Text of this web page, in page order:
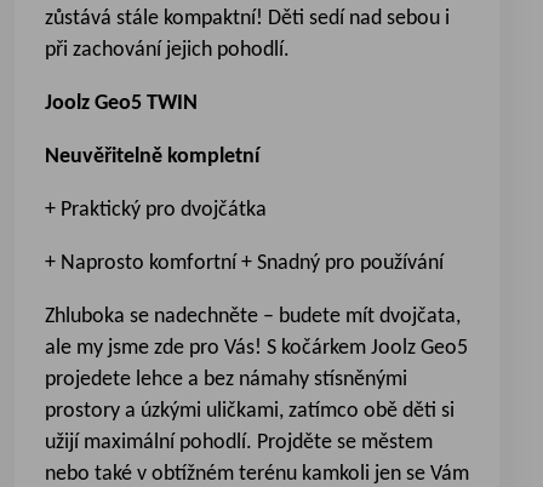
zůstává stále kompaktní! Děti sedí nad sebou i
při zachování jejich pohodlí.
Joolz Geo5 TWIN
Neuvěřitelně kompletní
+ Praktický pro dvojčátka
+ Naprosto komfortní + Snadný pro používání
Zhluboka se nadechněte – budete mít dvojčata,
ale my jsme zde pro Vás! S kočárkem Joolz Geo5
projedete lehce a bez námahy stísněnými
prostory a úzkými uličkami, zatímco obě děti si
užijí maximální pohodlí. Projděte se městem
nebo také v obtížném terénu kamkoli jen se Vám